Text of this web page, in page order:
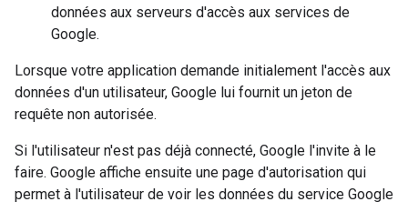
données aux serveurs d'accès aux services de
Google.
Lorsque votre application demande initialement l'accès aux
données d'un utilisateur, Google lui fournit un jeton de
requête non autorisée.
Si l'utilisateur n'est pas déjà connecté, Google l'invite à le
faire. Google affiche ensuite une page d'autorisation qui
permet à l'utilisateur de voir les données du service Google